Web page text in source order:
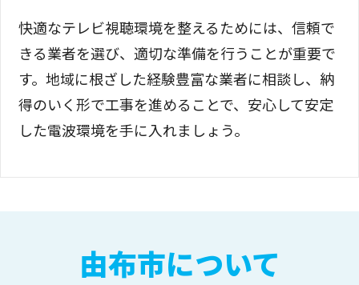
快適なテレビ視聴環境を整えるためには、信頼で
きる業者を選び、適切な準備を行うことが重要で
す。地域に根ざした経験豊富な業者に相談し、納
得のいく形で工事を進めることで、安心して安定
した電波環境を手に入れましょう。
由布市について